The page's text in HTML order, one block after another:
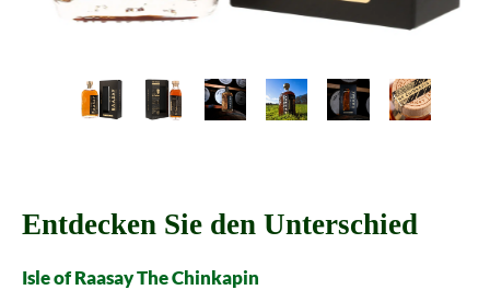
Entdecken Sie den Unterschied
Isle of Raasay The Chinkapin